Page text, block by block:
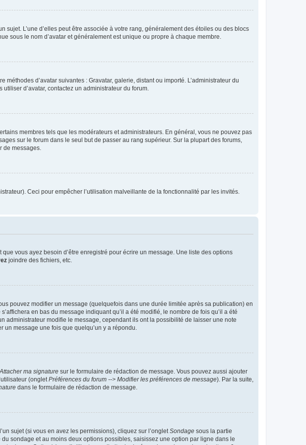
sujet. L’une d’elles peut être associée à votre rang, généralement des étoiles ou des blocs
sous le nom d’avatar et généralement est unique ou propre à chaque membre.
d’avatar suivantes : Gravatar, galerie, distant ou importé. L’administrateur du
d’avatar, contactez un administrateur du forum.
membres tels que les modérateurs et administrateurs. En général, vous ne pouvez pas
sur le forum dans le seul but de passer au rang supérieur. Sur la plupart des forums,
de messages.
Ceci pour empêcher l’utilisation malveillante de la fonctionnalité par les invités.
vous ayez besoin d’être enregistré pour écrire un message. Une liste des options
joindre des fichiers, etc.
pouvez modifier un message (quelquefois dans une durée limitée après sa publication) en
en bas du message indiquant qu’il a été modifié, le nombre de fois qu’il a été
administrateur modifie le message, cependant ils ont la possibilité de laisser une note
un message une fois que quelqu’un y a répondu.
Attacher ma signature sur le formulaire de rédaction de message. Vous pouvez aussi ajouter
(ongletPréférences du forum --> Modifier les préférences de message). Par la suite,
dans le formulaire de rédaction de message.
sujet (si vous en avez les permissions), cliquez sur l’ongletSondage sous la partie
sondage et au moins deux options possibles, saisissez une option par ligne dans le